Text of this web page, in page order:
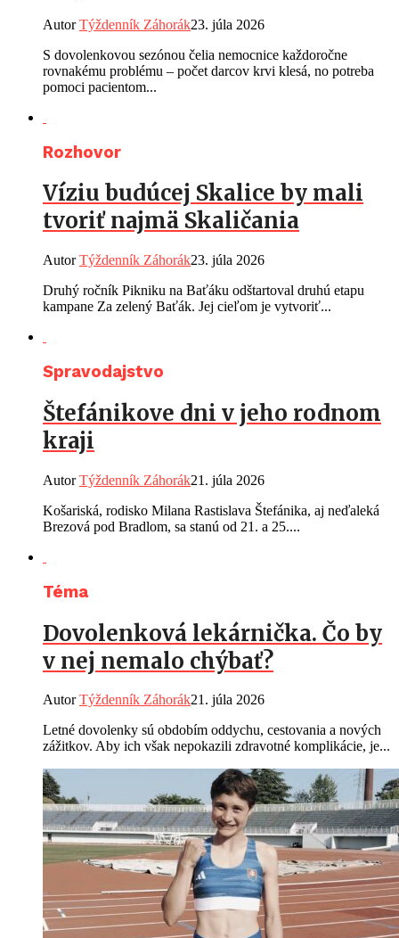
AutorTýždenník Záhorák23. júla 2026
S dovolenkovou sezónou čelia nemocnice každoročne
rovnakému problému – počet darcov krvi klesá, no potreba
pomoci pacientom...
Rozhovor
Víziu budúcej Skalice by mali
tvoriť najmä Skaličania
AutorTýždenník Záhorák23. júla 2026
Druhý ročník Pikniku na Baťáku odštartoval druhú etapu
kampane Za zelený Baťák. Jej cieľom je vytvoriť...
Spravodajstvo
Štefánikove dni v jeho rodnom
kraji
AutorTýždenník Záhorák21. júla 2026
Košariská, rodisko Milana Rastislava Štefánika, aj neďaleká
Brezová pod Bradlom, sa stanú od 21. a 25....
Téma
Dovolenková lekárnička. Čo by
v nej nemalo chýbať?
AutorTýždenník Záhorák21. júla 2026
Letné dovolenky sú obdobím oddychu, cestovania a nových
zážitkov. Aby ich však nepokazili zdravotné komplikácie, je...